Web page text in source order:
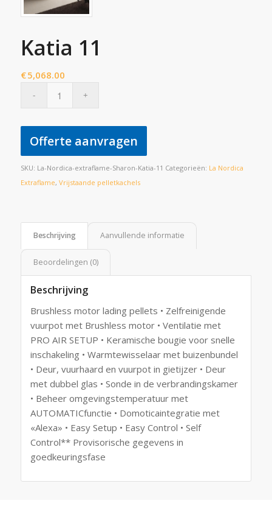
Katia 11
€5,068.00
Offerte aanvragen
SKU: La-Nordica-extraflame-Sharon-Katia-11 Categorieën: La Nordica
Extraflame, Vrijstaande pelletkachels
Beschrijving Aanvullende informatie
Beoordelingen (0)
Beschrijving
Brushless motor lading pellets • Zelfreinigende
vuurpot met Brushless motor • Ventilatie met
PRO AIR SETUP • Keramische bougie voor snelle
inschakeling • Warmtewisselaar met buizenbundel
• Deur, vuurhaard en vuurpot in gietijzer • Deur
met dubbel glas • Sonde in de verbrandingskamer
• Beheer omgevingstemperatuur met
AUTOMATICfunctie • Domoticaintegratie met
«Alexa» • Easy Setup • Easy Control • Self
Control** Provisorische gegevens in
goedkeuringsfase